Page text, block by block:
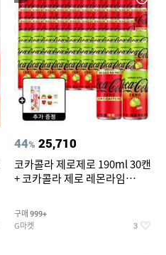
44% 25,710
코카콜라 제로제로 190ml 30캔
+ 코카콜라 제로 레몬라임
티커 세트
구매 999+
G마켓 3